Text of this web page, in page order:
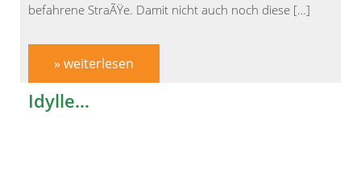
befahrene StraÃŸe. Damit nicht auch noch diese […]
» weiterlesen
Idylle…